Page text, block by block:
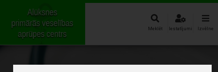
Izvēlne
Iestatījumi
Meklēt